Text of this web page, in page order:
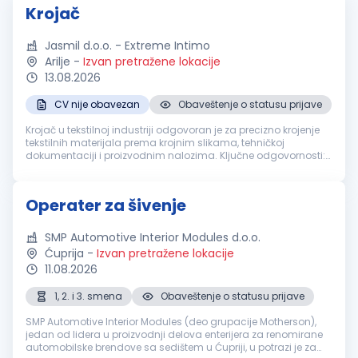
Krojač
Jasmil d.o.o. - Extreme Intimo
Arilje - Izvan pretražene lokacije
13.08.2026
CV nije obavezan
Obaveštenje o statusu prijave
Krojač u tekstilnoj industriji odgovoran je za precizno krojenje
tekstilnih materijala prema krojnim slikama, tehničkoj
dokumentaciji i proizvodnim nalozima. Ključne odgovornosti:
Operater za šivenje
SMP Automotive Interior Modules d.o.o.
Ćuprija - Izvan pretražene lokacije
11.08.2026
1, 2. i 3. smena
Obaveštenje o statusu prijave
SMP Automotive Interior Modules (deo grupacije Motherson),
jedan od lidera u proizvodnji delova enterijera za renomirane
automobilske brendove sa sedištem u Ćupriji, u potrazi je za